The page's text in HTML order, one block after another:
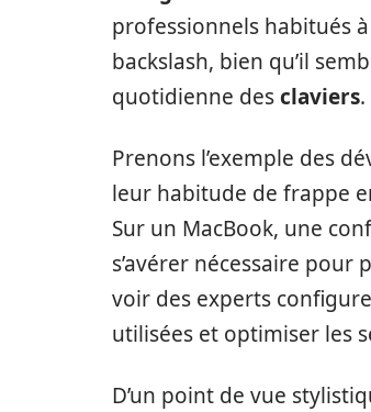
professionnels habitués
backslash, bien qu’il
quotidienne desclaviers.
Prenons l’exemple des
leur habitude de frappe
Sur un MacBook, une
s’avérer nécessaire
voir des experts
utilisées et optimiser les
D’un point de vue